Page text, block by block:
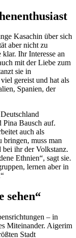
Kasachin über sich
aber nicht zu
Ihr Interesse an
mit der Liebe zum
sie in
gereist und hat als
Spanien, der
Pina Bausch auf.
auch als
bringen, muss man
bei ihr der Volkstanz.
Ethnien“, sagt sie.
lernen aber in
sehen“
– in
Miteinander. Aigerim
Stadt